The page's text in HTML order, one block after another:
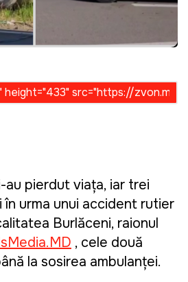
au pierdut viața, iar trei
urma unui accident rutier
Burlăceni, raionul
, cele două
la sosirea ambulanței.